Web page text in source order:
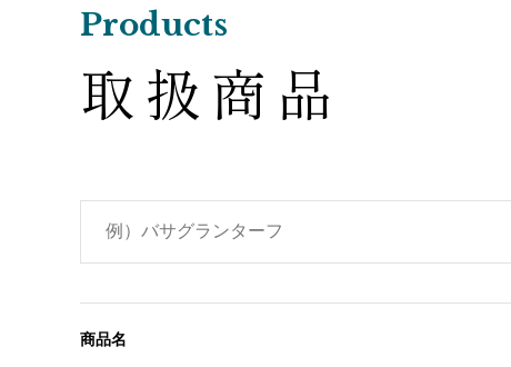
Products
取扱商品
商品名